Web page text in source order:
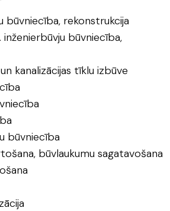
būvniecība, rekonstrukcija
inženierbūvju būvniecība,
kanalizācijas tīklu izbūve
būvniecība
būvlaukumu sagatavošana